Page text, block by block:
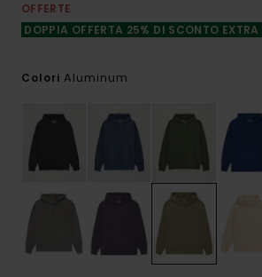
OFFERTE
DOPPIA OFFERTA 25% DI SCONTO EXTRA
Colori Aluminum